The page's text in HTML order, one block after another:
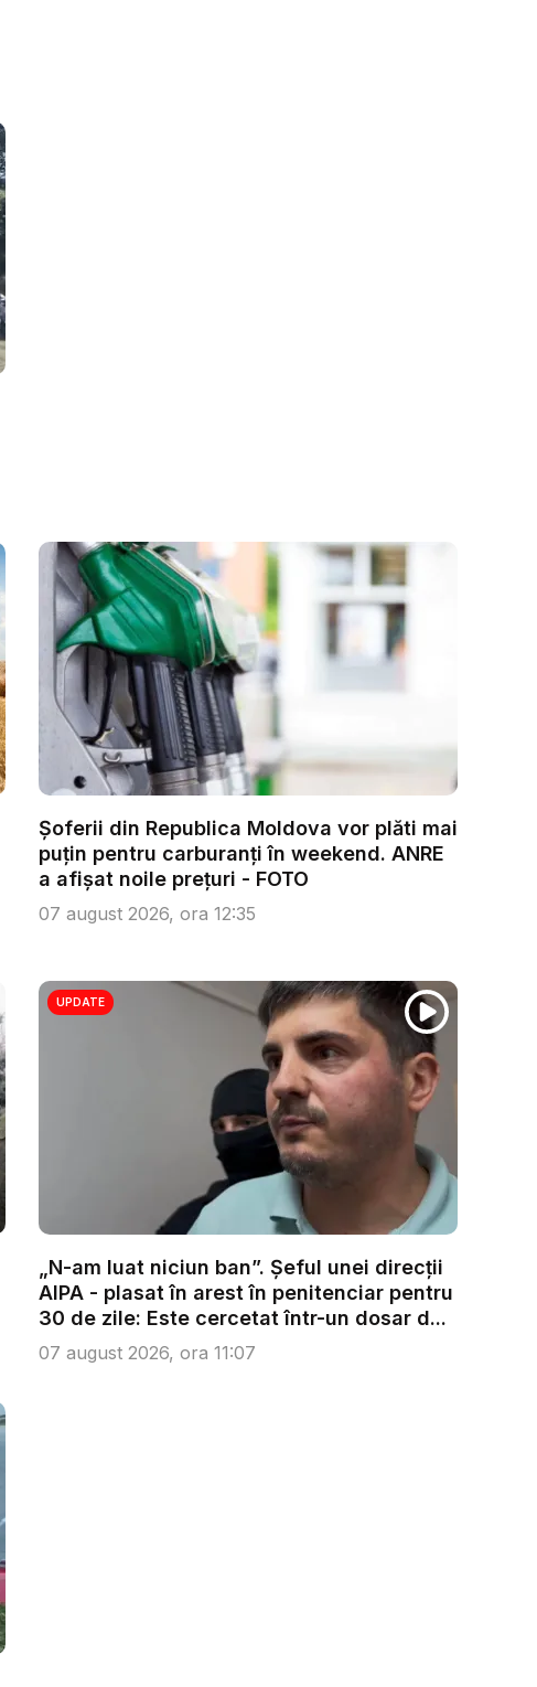
Șoferii din Republica Moldova vor plăti mai
puțin pentru carburanți în weekend. ANRE
a afișat noile prețuri - FOTO
07 august 2026, ora 12:35
UPDATE
„N-am luat niciun ban”. Șeful unei direcții
AIPA - plasat în arest în penitenciar pentru
30 de zile: Este cercetat într-un dosar d...
07 august 2026, ora 11:07